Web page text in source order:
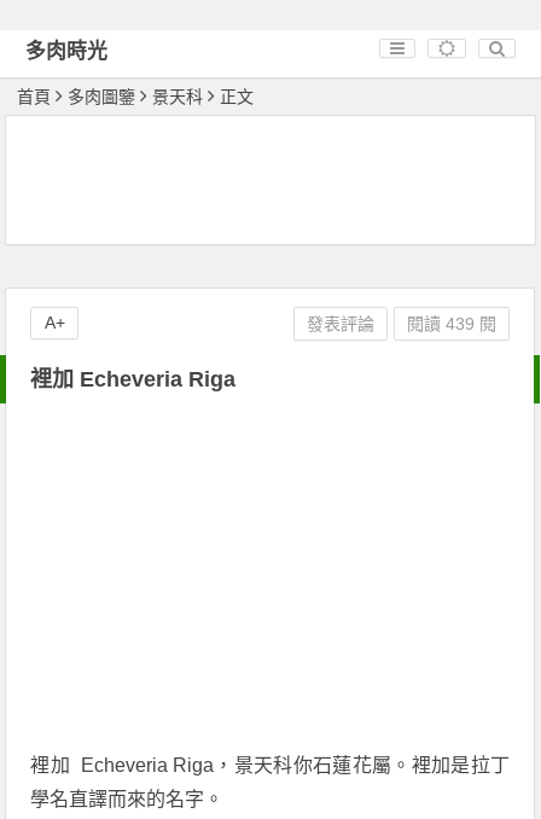
多肉時光
首頁 多肉圖鑒 景天科 正文
裡加 Echeveria Riga
裡加 Echeveria Riga，景天科你石蓮花屬。裡加是拉丁
學名直譯而來的名字。
發表評論 閱讀 439 閱
A+